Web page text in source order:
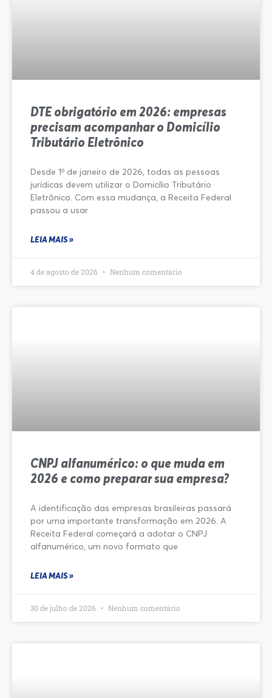
DTE obrigatório em 2026: empresas
precisam acompanhar o Domicílio
Tributário Eletrônico
Desde 1º de janeiro de 2026, todas as pessoas
jurídicas devem utilizar o Domicílio Tributário
Eletrônico. Com essa mudança, a Receita Federal
passou a usar
LEIA MAIS »
4 de agosto de 2026 Nenhum comentário
CNPJ alfanumérico: o que muda em
2026 e como preparar sua empresa?
A identificação das empresas brasileiras passará
por uma importante transformação em 2026. A
Receita Federal começará a adotar o CNPJ
alfanumérico, um novo formato que
LEIA MAIS »
30 de julho de 2026 Nenhum comentário